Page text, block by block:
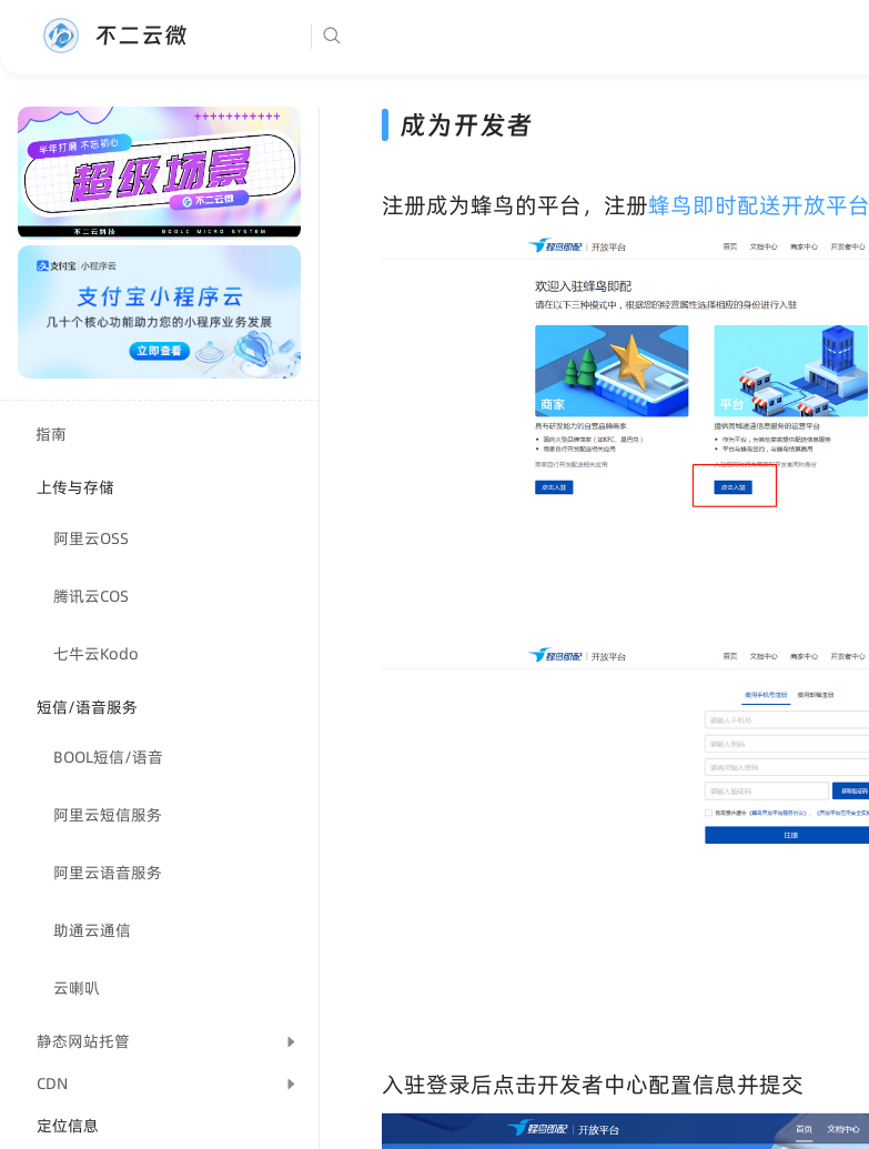
不二云微
指南
上传与存储
阿里云OSS
腾讯云COS
七牛云Kodo
短信/语音服务
BOOL短信/语音
阿里云短信服务
阿里云语音服务
助通云通信
云喇叭
静态网站托管
CDN
定位信息
成为开发者
注册成为蜂鸟的平台，注册蜂鸟即时配送开放平台
入驻登录后点击开发者中心配置信息并提交